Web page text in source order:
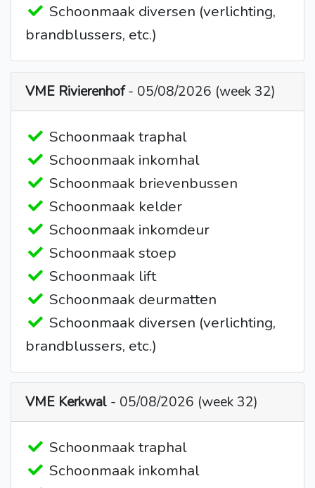
Schoonmaak diversen (verlichting,
brandblussers, etc.)
VME Rivierenhof- 05/08/2026 (week 32)
Schoonmaak traphal
Schoonmaak inkomhal
Schoonmaak brievenbussen
Schoonmaak kelder
Schoonmaak inkomdeur
Schoonmaak stoep
Schoonmaak lift
Schoonmaak deurmatten
Schoonmaak diversen (verlichting,
brandblussers, etc.)
VME Kerkwal - 05/08/2026 (week 32)
Schoonmaak traphal
Schoonmaak inkomhal